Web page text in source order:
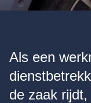
Als een
de zaak